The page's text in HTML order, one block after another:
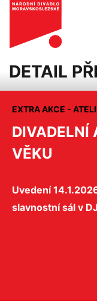
DETAIL
EXTRA AKCE -
DIVADELNÍ
VĚKU
Uvedení
slavnostní sál v